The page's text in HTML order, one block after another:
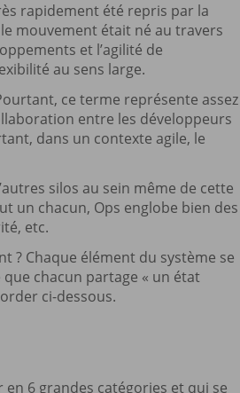
rapidement été repris par la
mouvement était né au travers
et l’agilité de
au sens large.
ce terme représente assez
entre les développeurs
dans un contexte agile, le
silos au sein même de cette
un chacun, Ops englobe bien des
etc.
? Chaque élément du système se
chacun partage « un état
ci-dessous.
6 grandes catégories et qui se